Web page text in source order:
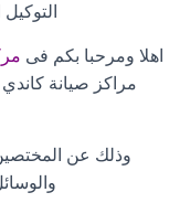
اهلا ومرحبا بكم فى
مراكز صيانة
وذلك عن